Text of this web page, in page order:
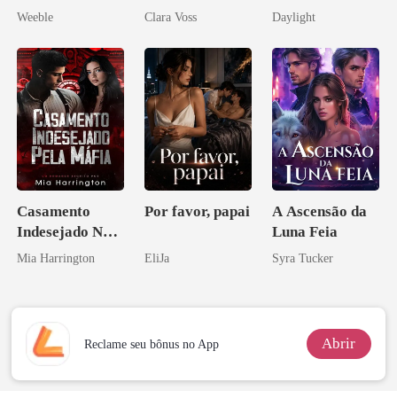
meu chefe
Weeble
reivindicar meu
Clara Voss
brilha
Daylight
Casamento
Indesejado Na
Máfia
Mia Harrington
Por favor, papai
EliJa
A Ascensão da
Luna Feia
Syra Tucker
Reclame seu bônus no App Abrir